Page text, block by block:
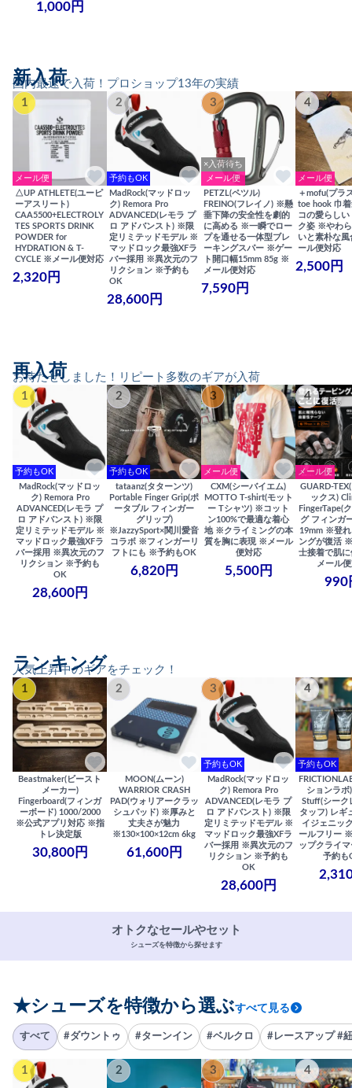
1,000円
国内最速で入荷！プロショップ13年の実績
新入荷
1
メール便
△UP ATHLETE(ユーピ
ーアスリート)
CAA5500+ELECTROLY
TES SPORTS DRINK
POWDER for
HYDRATION & T-
CYCLE ※メール便対応
2,320円
2
予約もOK
MadRock(マッドロッ
ク) Remora Pro
ADVANCED(レモラ プ
ロ アドバンスト) ※限
定リミテッドモデル ※
マッドロック最強XFラ
バー採用 ※異次元のフ
リクション ※予約も
OK
28,600円
3
×入荷待ち
メール便
PETZL(ペツル)
FREINO(フレイノ) ※懸
垂下降の安全性を劇的
に高める ※一瞬でロー
プを通せる一体型ブレ
ーキングスパー ※ゲー
ト開口幅15mm 85g ※
メール便対応
7,590円
4
メール便
＋mofu(プラ
toe hook 巾
コの愛らしい
ク姿 ※やわ
いと素朴な
ール便対応
2,500円
お待たせしました！リピート多数のギアが入荷
再入荷
1
予約もOK
MadRock(マッドロッ
ク) Remora Pro
ADVANCED(レモラ プ
ロ アドバンスト) ※限
定リミテッドモデル ※
マッドロック最強XFラ
バー採用 ※異次元のフ
リクション ※予約も
OK
28,600円
2
予約もOK
tataanz(タターンツ)
Portable Finger Grip(ポ
ータブル フィンガー
グリップ)
※JazzySport×関川愛音
コラボ ※フィンガーリ
フトにも ※予約もOK
6,820円
3
メール便
CXM(シーバイエム)
MOTTO T-shirt(モット
ー Tシャツ) ※コット
ン100%で最適な着心
地 ※クライミングの本
質を胸に表現 ※メール
便対応
5,500円
4
メール便
GUARD-
ックス)
FingerTape(
グ フィンガ
19mm ※登れ
ングが復活
士接着で肌
メール
990
人気上昇中のギアをチェック！
ランキング
1
Beastmaker(ビースト
メーカー)
Fingerboard(フィンガ
ーボード) 1000/2000
※公式アプリ対応 ※指
トレ決定版
30,800円
2
MOON(ムーン)
WARRIOR CRASH
PAD(ウォリアークラッ
シュパッド) ※厚みと
丈夫さが魅力
※130×100×12cm 6kg
61,600円
3
予約もOK
MadRock(マッドロッ
ク) Remora Pro
ADVANCED(レモラ プ
ロ アドバンスト) ※限
定リミテッドモデル ※
マッドロック最強XFラ
バー採用 ※異次元のフ
リクション ※予約も
OK
28,600円
4
予約もOK
ションラボ
Stuff(シーク
タッフ) レギ
イジェニッ
ールフリー
ップクライ
予約も
オトクなセールやセット
シューズを特徴から探せます
★シューズを特徴から選ぶすべて見る
すべて #ダウントゥ #ターンイン #ベルクロ #レースアップ #
1 2 3 4